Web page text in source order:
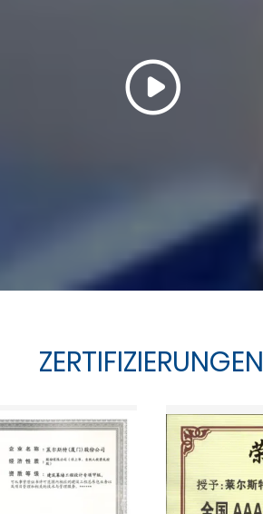
ZERTIFIZIERUNGEN